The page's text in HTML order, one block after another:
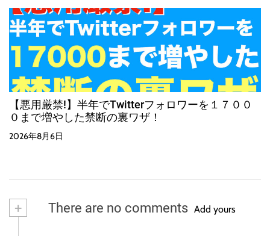
【悪用厳禁!】半年でTwitterフォロワーを１７００
０まで増やした禁断の裏ワザ！
2026年8月6日
+ There are no comments Add yours